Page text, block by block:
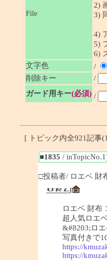
File
2)
3)
4)
5)
6)
文字色
/
削除キー
/
ガード用キー(必須) /
[ トピック内全921記
■1835 /
□投稿者/ ロエベ 財
ロエベ 財布
超人気ロエ
&#8203;ロ
写真付きで
https://
https://